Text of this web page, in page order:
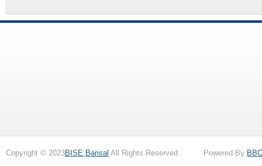
Copyright © 2023BISE,Barisal All Rights Reserved . Powered By